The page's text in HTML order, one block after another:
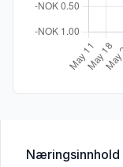
Næringsinnhold